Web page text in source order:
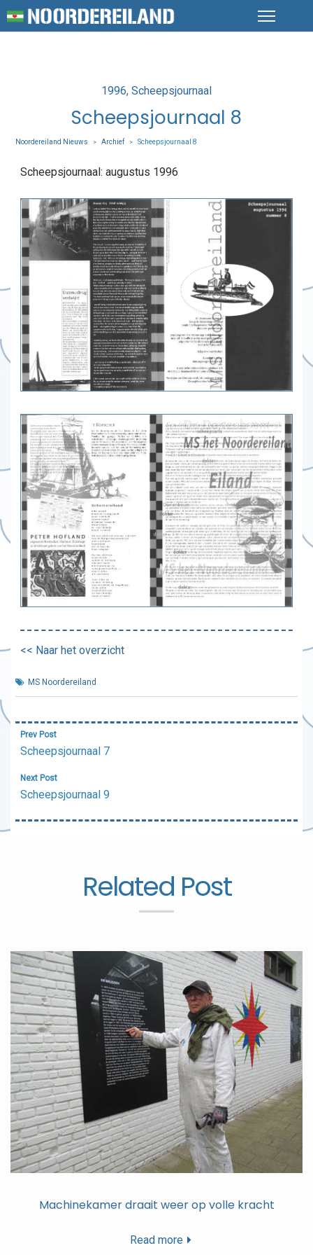
Posted
1996 Scheepsjournaal
Scheepsjournaal 8
Noordereiland Nieuws > Archief > Scheepsjournaal 8
Scheepsjournaal: augustus 1996
<< Naar het overzicht
MS Noordereiland
Bericht
navigatie
Prev Post
Scheepsjournaal 7
Next Post
Scheepsjournaal 9
Related Post
Machinekamer draait weer op volle kracht
Read more